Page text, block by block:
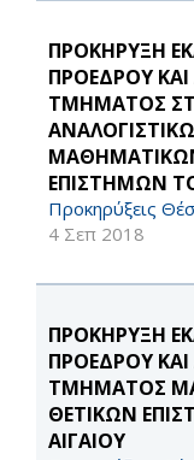
ΠΡΟΚΗΡΥΞΗ
ΠΡΟΕΔΡΟΥ
ΤΜΗΜΑΤΟΣ
ΕΠΙΣΤΗΜΩΝ
Προκηρύξεις
4 Σεπ 2018
ΠΡΟΚΗΡΥΞΗ
ΠΡΟΕΔΡΟΥ
ΤΜΗΜΑΤΟΣ
ΘΕΤΙΚΩΝ
ΑΙΓΑΙΟΥ